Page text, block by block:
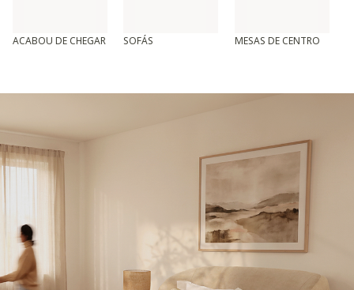
ACABOU DE CHEGAR SOFÁS MESAS DE CENTRO